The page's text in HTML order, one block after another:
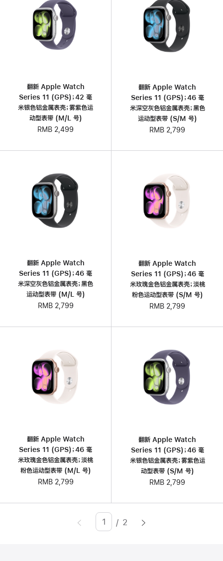
翻新 Apple Watch
Series 11 (GPS)；42 毫
米银色铝金属表壳；雾紫色运
动型表带 (M/L 号)
RMB 2,499
翻新 Apple Watch
Series 11 (GPS)；46 毫
米深空灰色铝金属表壳；黑色
运动型表带 (S/M 号)
RMB 2,799
翻新 Apple Watch
Series 11 (GPS)；46 毫
米深空灰色铝金属表壳；黑色
运动型表带 (M/L 号)
RMB 2,799
翻新 Apple Watch
Series 11 (GPS)；46 毫
米玫瑰金色铝金属表壳；淡桃
粉色运动型表带 (S/M 号)
RMB 2,799
翻新 Apple Watch
Series 11 (GPS)；46 毫
米玫瑰金色铝金属表壳；淡桃
粉色运动型表带 (M/L 号)
RMB 2,799
翻新 Apple Watch
Series 11 (GPS)；46 毫
米银色铝金属表壳；雾紫色运
动型表带 (S/M 号)
RMB 2,799
Page
Enter
/ 2